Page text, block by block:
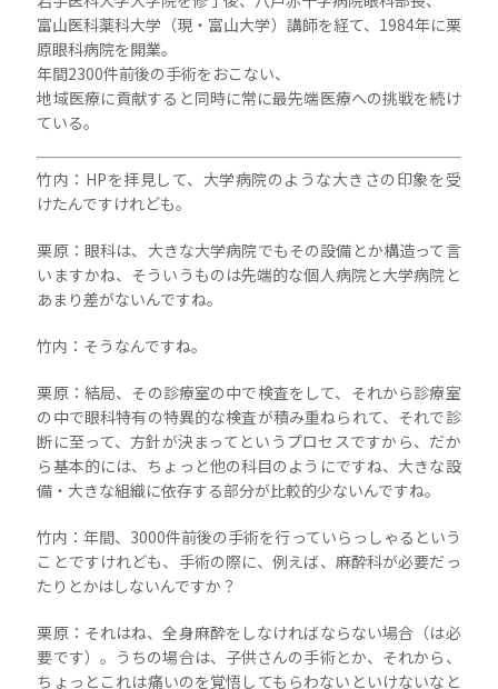
富山医科薬科大学（現・富山大学）講師を経て、1984年に栗
原眼科病院を開業。
年間2300件前後の手術をおこない、
地域医療に貢献すると同時に常に最先端医療への挑戦を続け
ている。
竹内：HPを拝見して、大学病院のような大きさの印象を受
けたんですけれども。
栗原：眼科は、大きな大学病院でもその設備とか構造って言
いますかね、そういうものは先端的な個人病院と大学病院と
あまり差がないんですね。
竹内：そうなんですね。
栗原：結局、その診療室の中で検査をして、それから診療室
の中で眼科特有の特異的な検査が積み重ねられて、それで診
断に至って、方針が決まってというプロセスですから、だか
ら基本的には、ちょっと他の科目のようにですね、大きな設
備・大きな組織に依存する部分が比較的少ないんですね。
竹内：年間、3000件前後の手術を行っていらっしゃるという
ことですけれども、手術の際に、例えば、麻酔科が必要だっ
たりとかはしないんですか？
栗原：それはね、全身麻酔をしなければならない場合（は必
要です）。うちの場合は、子供さんの手術とか、それから、
ちょっとこれは痛いのを覚悟してもらわないといけないなと